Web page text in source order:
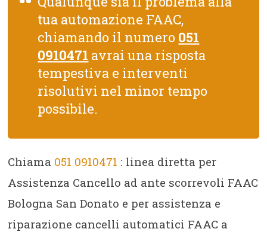
tua automazione FAAC,
chiamando il numero 051
0910471 avrai una risposta
tempestiva e interventi
risolutivi nel minor tempo
possibile.
Chiama 051 0910471 : linea diretta per
Assistenza Cancello ad ante scorrevoli FAAC
Bologna San Donato e per assistenza e
riparazione cancelli automatici FAAC a